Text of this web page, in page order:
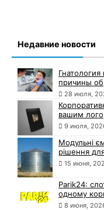
Недавние новости
причины
28 июля,
вашим лого
9 июля,
Модульні
рішення
15 июня,
Parik24:
одному
8 июня,